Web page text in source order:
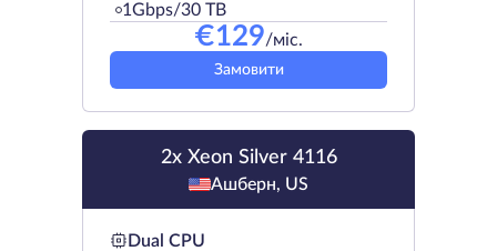
1Gbps/30 TB
€129/міс.
Замовити
2x Xeon Silver 4116
Ашберн, US
Dual CPU